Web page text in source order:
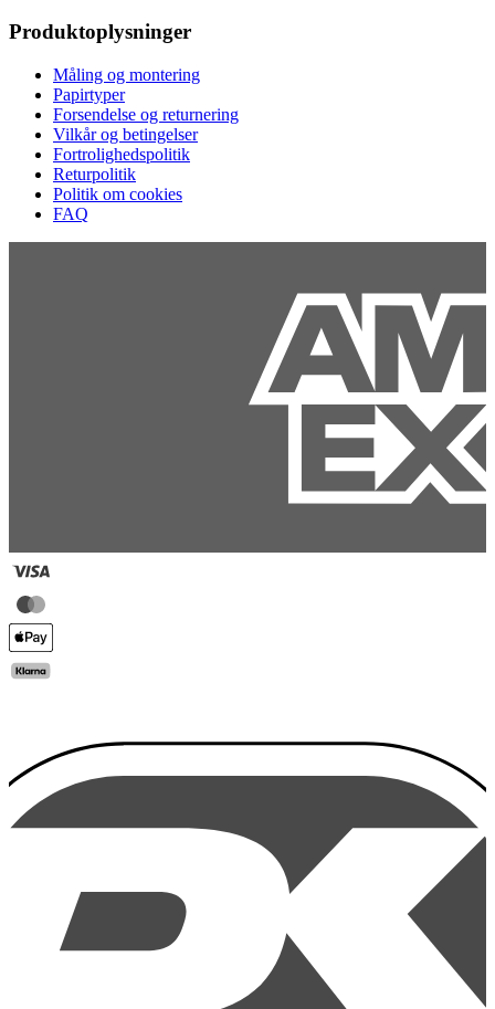
Produktoplysninger
Måling og montering
Papirtyper
Forsendelse og returnering
Vilkår og betingelser
Fortrolighedspolitik
Returpolitik
Politik om cookies
FAQ